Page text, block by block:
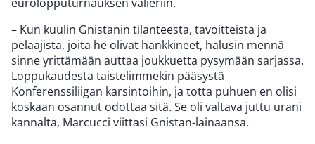
– Kun kuulin Gnistanin tilanteesta, tavoitteista ja
pelaajista, joita he olivat hankkineet, halusin mennä
sinne yrittämään auttaa joukkuetta pysymään sarjassa.
Loppukaudesta taistelimmekin pääsystä
Konferenssiliigan karsintoihin, ja totta puhuen en olisi
koskaan osannut odottaa sitä. Se oli valtava juttu urani
kannalta, Marcucci viittasi Gnistan-lainaansa.